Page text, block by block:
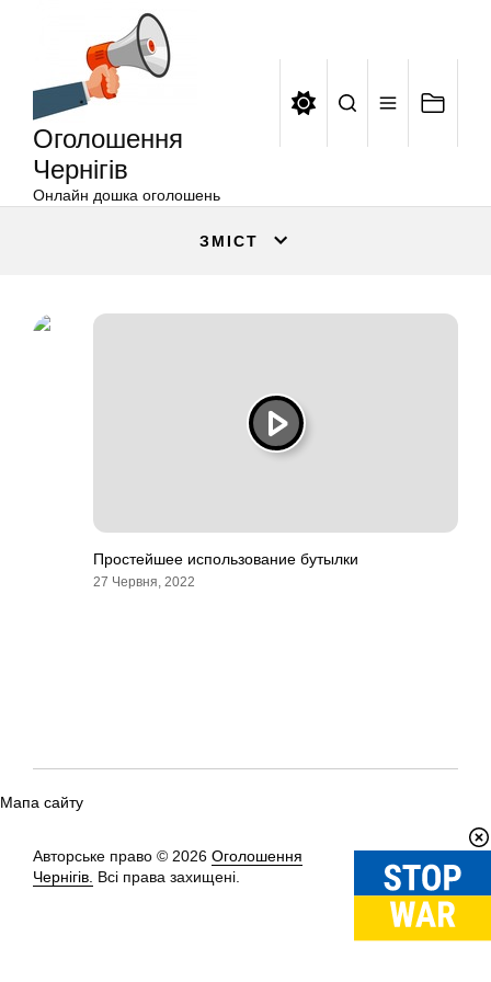
Оголошення
Чернігів
Онлайн дошка оголошень
ЗМІСТ
Простейшее использование бутылки
27 Червня, 2022
Мапа сайту
Авторське право © 2026 Оголошення
Чернігів. Всі права захищені.
Вгору↑